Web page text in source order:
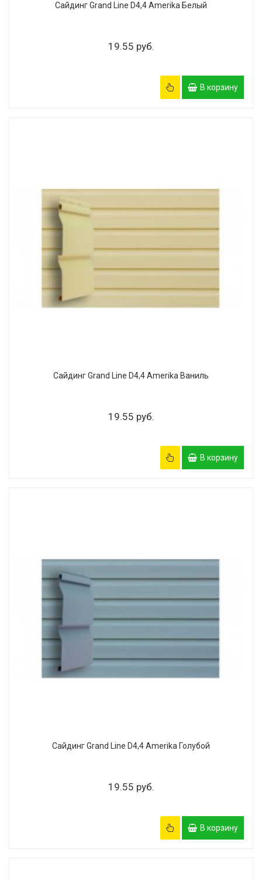
Сайдинг Grand Line D4,4 Amerika Белый
19.55 руб.
В корзину
Сайдинг Grand Line D4,4 Amerika Ваниль
19.55 руб.
В корзину
Сайдинг Grand Line D4,4 Amerika Голубой
19.55 руб.
В корзину